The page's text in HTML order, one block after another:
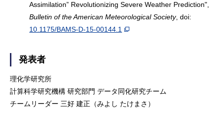
Assimilation” Revolutionizing Severe Weather Prediction",
Bulletin of the American Meteorological Society, doi:
10.1175/BAMS-D-15-00144.1
発表者
理化学研究所
計算科学研究機構 研究部門 データ同化研究チーム
チームリーダー 三好 建正（みよし たけまさ）